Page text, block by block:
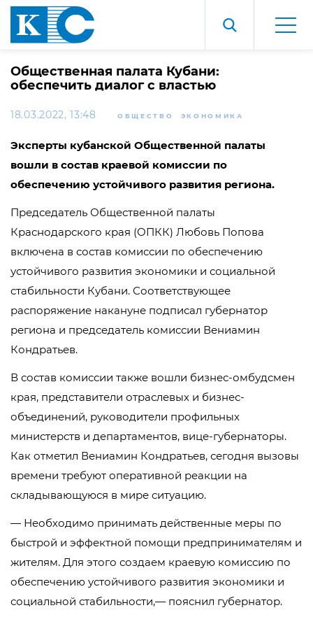
Общественная палата Кубани:
обеспечить диалог с властью
18.03.2022, 13:48 ОБЩЕСТВО ЭКОНОМИКА
Эксперты кубанской Общественной палаты
вошли в состав краевой комиссии по
обеспечению устойчивого развития региона.
Председатель Общественной палаты
Краснодарского края (ОПКК) Любовь Попова
включена в состав комиссии по обеспечению
устойчивого развития экономики и социальной
стабильности Кубани. Соответствующее
распоряжение накануне подписал губернатор
региона и председатель комиссии Вениамин
Кондратьев.
В состав комиссии также вошли бизнес-омбудсмен
края, представители отраслевых и бизнес-
объединений, руководители профильных
министерств и департаментов, вице-губернаторы.
Как отметил Вениамин Кондратьев, сегодня вызовы
времени требуют оперативной реакции на
складывающуюся в мире ситуацию.
— Необходимо принимать действенные меры по
быстрой и эффектной помощи предпринимателям и
жителям. Для этого создаем краевую комиссию по
обеспечению устойчивого развития экономики и
социальной стабильности,— пояснил губернатор.